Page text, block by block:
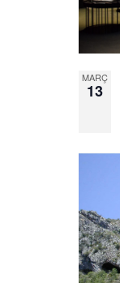
MARÇ
13